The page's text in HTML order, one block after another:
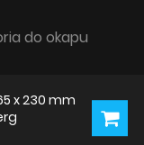
do okapu
x 230 mm